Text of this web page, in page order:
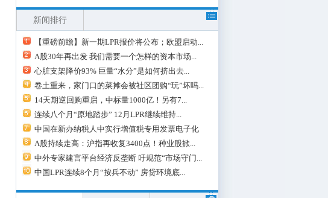
新闻排行
【重磅前瞻】新一期LPR报价将公布；欧盟启动...
A股30年再出发 我们需要一个怎样的资本市场...
心脏支架降价93% 巨量“水分”是如何挤出去...
卷土重来，家门口的菜摊会被社区团购“玩”坏吗...
14天期逆回购重启，中标量1000亿！另有7...
连续八个月“原地踏步” 12月LPR继续维持...
中国在新办纳税人中实行增值税专用发票电子化
A股持续走高：沪指再收复3400点！种业股掀...
中外专家建言平台经济反垄断 吁规范“市场守门...
中国LPR连续8个月“按兵不动” 房贷环境底...